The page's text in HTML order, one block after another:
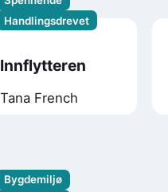
Handlingsdrevet
Innflytteren
Tana French
Bygdemiljø